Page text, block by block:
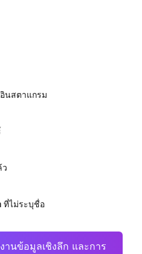
นสตาแกรม
ว
ที่ไม่ระบุชื่อ
นข้อมูลเชิงลึก และการ